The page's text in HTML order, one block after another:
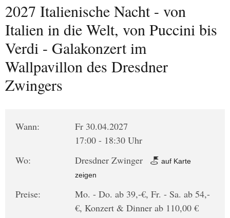
2027 Italienische Nacht - von
Italien in die Welt, von Puccini bis
Verdi - Galakonzert im
Wallpavillon des Dresdner
Zwingers
Wann:
Fr 30.04.2027
17:00 - 18:30 Uhr
Wo:
Dresdner Zwinger
auf Karte
zeigen
Preise:
Mo. - Do. ab 39,-€, Fr. - Sa. ab 54,-
€, Konzert & Dinner ab 110,00 €